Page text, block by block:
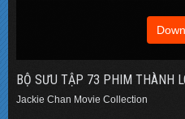
BỘ SƯU TẬP 73 PHIM THÀNH
Jackie Chan Movie Collection